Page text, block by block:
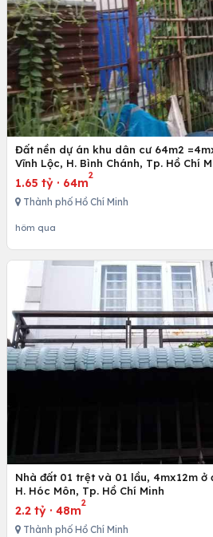
Đất nền dự án khu dân cư 64m2
Vĩnh Lộc, H. Bình Chánh, Tp. Hồ Chí
1.65 tỷ · 64m
2
Thành phố Hồ Chí Minh
hôm qua
Nhà đất 01 trệt và 01 lầu, 4mx12m ở đường Nguyễn Thị Sáu,
H. Hóc Môn, Tp. Hồ Chí Minh
2.2 tỷ · 48m
2
Thành phố Hồ Chí Minh